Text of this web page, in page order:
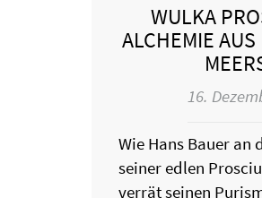
WULKA
ALCHEMIE
16.
Wie Hans Bauer an
seiner edlen
verrät seinen